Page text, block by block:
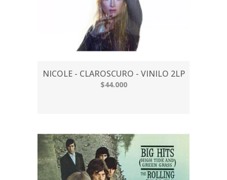
NICOLE - CLAROSCURO - VINILO 2LP
$44.000